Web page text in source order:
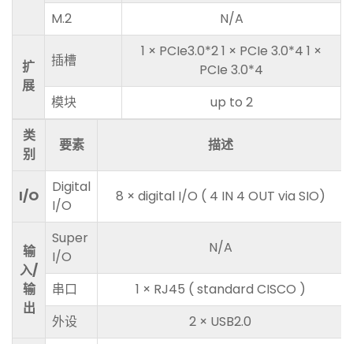
M.2 N/A
扩
展
插槽
1 × PCIe3.0*2 1 × PCIe 3.0*4 1 ×
PCIe 3.0*4
模块
up to 2
类
别
要素 描述
I/O
Digital
I/O
8 × digital I/O ( 4 IN 4 OUT via SIO)
输
入/
输
出
Super
I/O
N/A
串口
1 × RJ45 ( standard CISCO )
外设
2 × USB2.0